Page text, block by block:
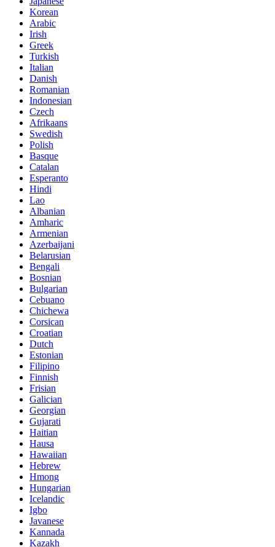
Korean
Arabic
Irish
Greek
Turkish
Italian
Danish
Romanian
Indonesian
Czech
Afrikaans
Swedish
Polish
Basque
Catalan
Esperanto
Hindi
Lao
Albanian
Amharic
Armenian
Azerbaijani
Belarusian
Bengali
Bosnian
Bulgarian
Cebuano
Chichewa
Corsican
Croatian
Dutch
Estonian
Filipino
Finnish
Frisian
Galician
Georgian
Gujarati
Haitian
Hausa
Hawaiian
Hebrew
Hmong
Hungarian
Icelandic
Igbo
Javanese
Kannada
Kazakh